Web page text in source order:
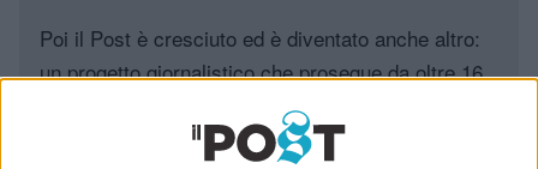
Poi il Post è cresciuto ed è diventato anche altro:
un progetto giornalistico che prosegue da oltre 16
anni, grazie a chi lo scopre, lo apprezza e lo